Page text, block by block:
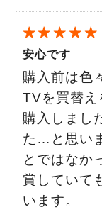
安心です
購入前は色
TVを買替え
購入しまし
た…と思い
とではなか
賞していて
います。